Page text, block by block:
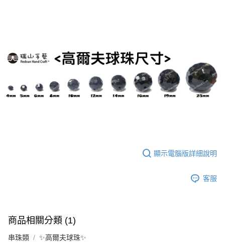
顯示電腦版詳細說明
客服
商品相關分類 (1)
串珠類 ✨高爾夫球珠✨